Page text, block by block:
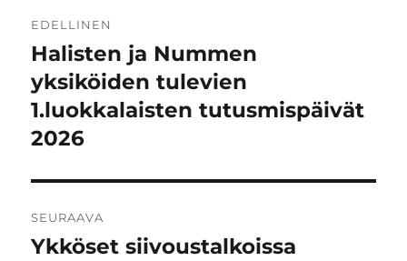
selaus
EDELLINEN
Edellinen
artikkeli:
Halisten ja Nummen
yksiköiden tulevien
1.luokkalaisten tutusmispäivät
2026
SEURAAVA
Seuraava
Ykköset siivoustalkoissa